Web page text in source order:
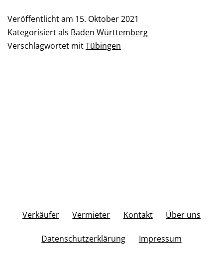
Veröffentlicht am 15. Oktober 2021
Kategorisiert als Baden Württemberg
Verschlagwortet mitTübingen
Verkäufer Vermieter Kontakt Über uns
Datenschutzerklärung Impressum